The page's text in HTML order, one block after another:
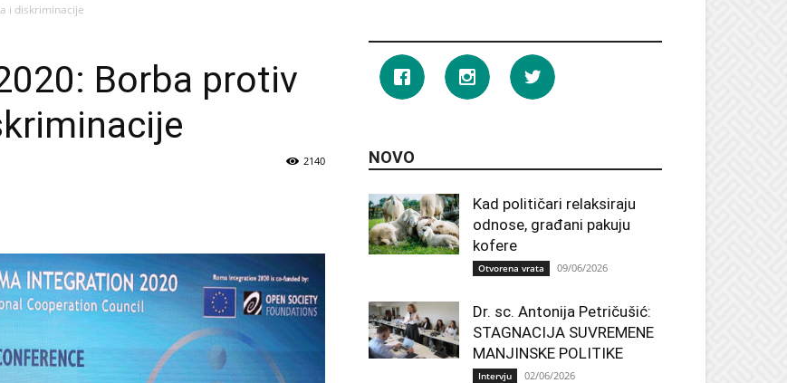
i diskriminacije
Borba protiv
2140 NOVO
Kad političari relaksiraju
odnose, građani pakuju
kofere
Otvorena vrata 09/06/2026
Dr. sc. Antonija Petričušić:
STAGNACIJA SUVREMENE
MANJINSKE POLITIKE
Intervju 02/06/2026